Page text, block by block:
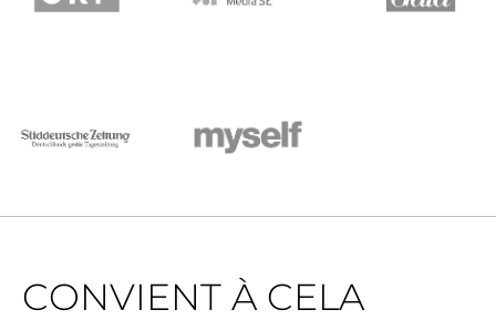
CONVIENT À CELA